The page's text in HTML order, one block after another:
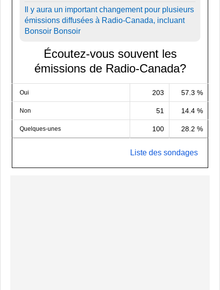
Il y aura un important changement pour plusieurs
émissions diffusées à Radio-Canada, incluant
Bonsoir Bonsoir
Écoutez-vous souvent les
émissions de Radio-Canada?
Oui 203 57.3 %
Non 51 14.4 %
Quelques-unes 100 28.2 %
Liste des sondages